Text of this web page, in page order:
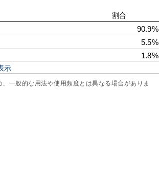
割合
90.9%
5.5%
1.8%
示
一般的な用法や使用頻度とは異なる場合がありま